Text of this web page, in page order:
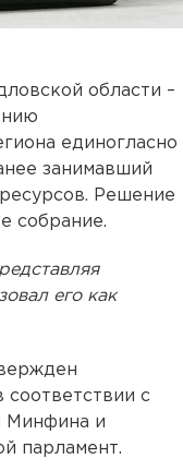
области –
единогласно
занимавший
Решение
собрание.
его как
соответствии с
Минфина и
парламент.